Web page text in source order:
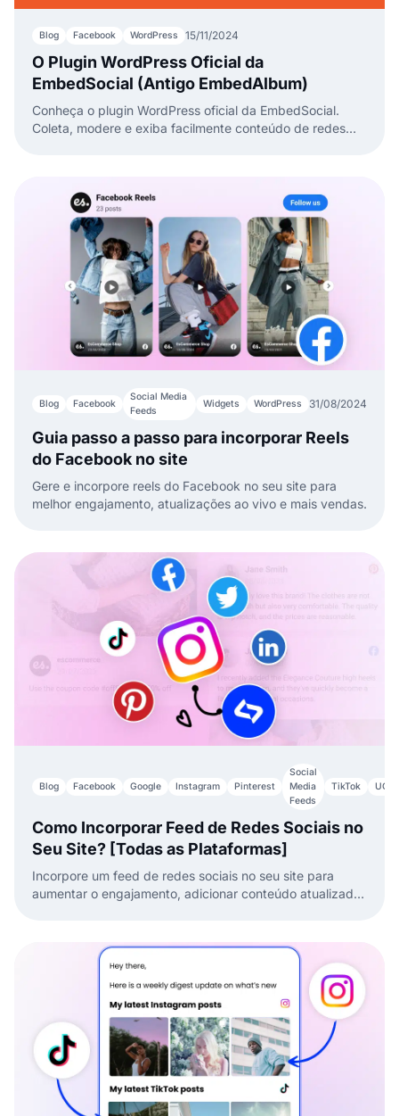
Blog Facebook WordPress 15/11/2024
O Plugin WordPress Oficial da
EmbedSocial (Antigo EmbedAlbum)
Conheça o plugin WordPress oficial da EmbedSocial.
Coleta, modere e exiba facilmente conteúdo de redes
Blog Facebook
Social Media
Feeds
Widgets WordPress 31/08/2024
Guia passo a passo para incorporar Reels
do Facebook no site
Gere e incorpore reels do Facebook no seu site para
melhor engajamento, atualizações ao vivo e mais vendas.
Blog Facebook Google Instagram Pinterest
Social
Media
Feeds
TikTok UGC
Como Incorporar Feed de Redes Sociais no
Seu Site? [Todas as Plataformas]
Incorpore um feed de redes sociais no seu site para
aumentar o engajamento, adicionar conteúdo atualizado